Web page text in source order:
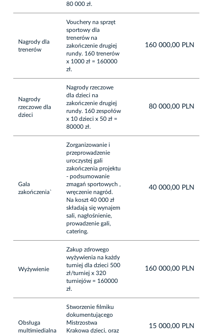
80 000 zł.
Nagrody dla
trenerów
Vouchery na sprzęt
sportowy dla
trenerów na
zakończenie drugiej
rundy. 160 trenerów
x 1000 zł = 160000
zł.
160 000,00 PLN
Nagrody
rzeczowe dla
dzieci
Nagrody rzeczowe
dla dzieci na
zakończenie drugiej
rundy. 160 zespołów
x 10 dzieci x 50 zł =
80000 zł.
80 000,00 PLN
Gala
zakończenia`
Zorganizowanie i
przeprowadzenie
uroczystej gali
zakończenia projektu
- podsumowanie
zmagań sportowych ,
wręczenie nagród.
Na koszt 40 000 zł
składają się wynajem
sali, nagłośnienie,
prowadzenie gali,
catering.
40 000,00 PLN
Wyżywienie
Zakup zdrowego
wyżywienia na każdy
turniej dla dzieci 500
zł/turniej x 320
turniejów = 160000
zł.
160 000,00 PLN
Obsługa
multimiedialna
Stworzenie filmiku
dokumentującego
Mistrzostwa
Krakowa dzieci, oraz
15 000,00 PLN